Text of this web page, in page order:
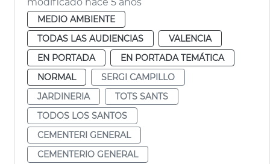
MEDIO AMBIENTE
TODAS LAS AUDIENCIAS
VALENCIA
EN PORTADA
EN PORTADA TEMÁTICA
NORMAL
SERGI CAMPILLO
JARDINERIA
TOTS SANTS
TODOS LOS SANTOS
CEMENTERI GENERAL
CEMENTERIO GENERAL